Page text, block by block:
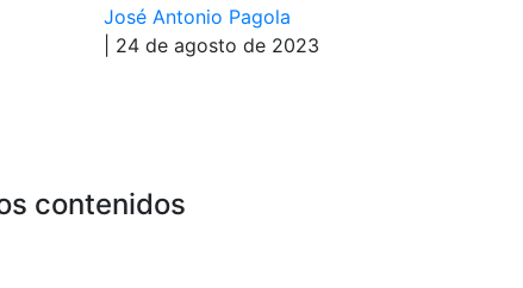
José Antonio Pagola
| 24 de agosto de 2023
contenidos